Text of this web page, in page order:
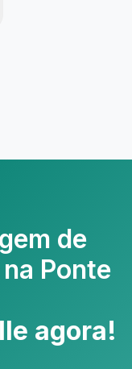
de
Ponte
agora!